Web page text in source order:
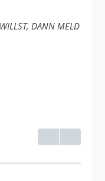
DANN MELD